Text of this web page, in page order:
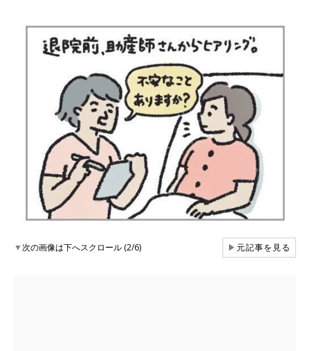
▼次の画像は下へスクロール (2/6) ▶元記事を見る